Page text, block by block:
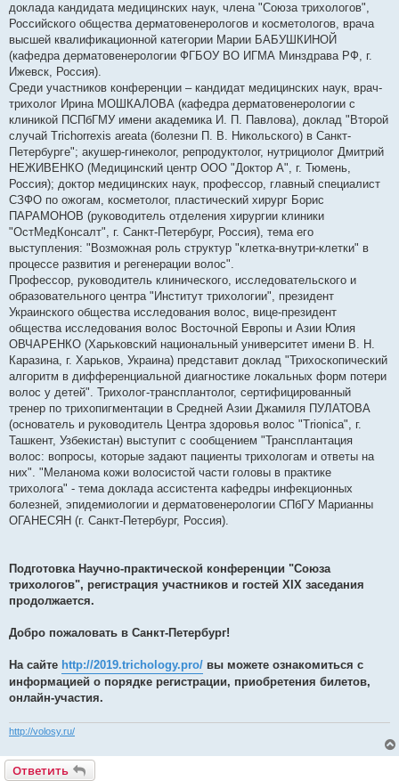
доклада кандидата медицинских наук, члена "Союза трихологов",
Российского общества дерматовенерологов и косметологов, врача
высшей квалификационной категории Марии БАБУШКИНОЙ
(кафедра дерматовенерологии ФГБОУ ВО ИГМА Минздрава РФ, г.
Ижевск, Россия).
Среди участников конференции – кандидат медицинских наук, врач-
трихолог Ирина МОШКАЛОВА (кафедра дерматовенерологии с
клиникой ПСПбГМУ имени академика И. П. Павлова), доклад "Второй
случай Trichorrexis areata (болезни П. В. Никольского) в Санкт-
Петербурге"; акушер-гинеколог, репродуктолог, нутрициолог Дмитрий
НЕЖИВЕНКО (Медицинский центр ООО "Доктор А", г. Тюмень,
Россия); доктор медицинских наук, профессор, главный специалист
СЗФО по ожогам, косметолог, пластический хирург Борис
ПАРАМОНОВ (руководитель отделения хирургии клиники
"ОстМедКонсалт", г. Санкт-Петербург, Россия), тема его
выступления: "Возможная роль структур "клетка-внутри-клетки" в
процессе развития и регенерации волос".
Профессор, руководитель клинического, исследовательского и
образовательного центра "Институт трихологии", президент
Украинского общества исследования волос, вице-президент
общества исследования волос Восточной Европы и Азии Юлия
ОВЧАРЕНКО (Харьковский национальный университет имени В. Н.
Каразина, г. Харьков, Украина) представит доклад "Трихоскопический
алгоритм в дифференциальной диагностике локальных форм потери
волос у детей". Трихолог-трансплантолог, сертифицированный
тренер по трихопигментации в Средней Азии Джамиля ПУЛАТОВА
(основатель и руководитель Центра здоровья волос "Trionica", г.
Ташкент, Узбекистан) выступит с сообщением "Трансплантация
волос: вопросы, которые задают пациенты трихологам и ответы на
них". "Меланома кожи волосистой части головы в практике
трихолога" - тема доклада ассистента кафедры инфекционных
болезней, эпидемиологии и дерматовенерологии СПбГУ Марианны
ОГАНЕСЯН (г. Санкт-Петербург, Россия).
Подготовка Научно-практической конференции "Союза
трихологов", регистрация участников и гостей XIX заседания
продолжается.
Добро пожаловать в Санкт-Петербург!
На сайте http://2019.trichology.pro/ вы можете ознакомиться с
информацией о порядке регистрации, приобретения билетов,
онлайн-участия.
http://volosy.ru/
Ответить